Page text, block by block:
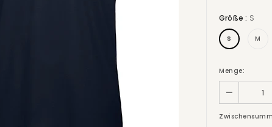
Größe: S
S M
Menge: